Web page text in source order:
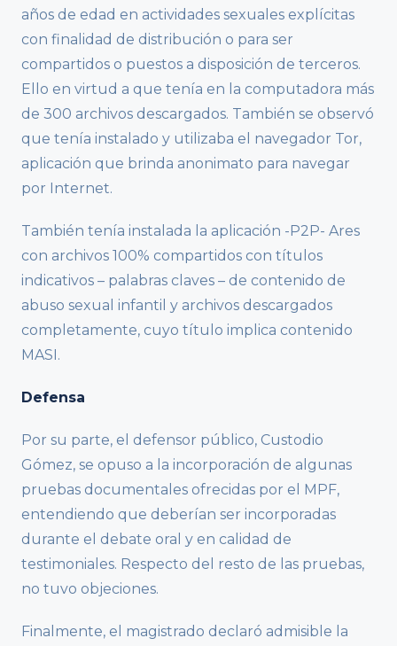
años de edad en actividades sexuales explícitas
con finalidad de distribución o para ser
compartidos o puestos a disposición de terceros.
Ello en virtud a que tenía en la computadora más
de 300 archivos descargados. También se observó
que tenía instalado y utilizaba el navegador Tor,
aplicación que brinda anonimato para navegar
por Internet.
También tenía instalada la aplicación -P2P- Ares
con archivos 100% compartidos con títulos
indicativos – palabras claves – de contenido de
abuso sexual infantil y archivos descargados
completamente, cuyo título implica contenido
MASI.
Defensa
Por su parte, el defensor público, Custodio
Gómez, se opuso a la incorporación de algunas
pruebas documentales ofrecidas por el MPF,
entendiendo que deberían ser incorporadas
durante el debate oral y en calidad de
testimoniales. Respecto del resto de las pruebas,
no tuvo objeciones.
Finalmente, el magistrado declaró admisible la